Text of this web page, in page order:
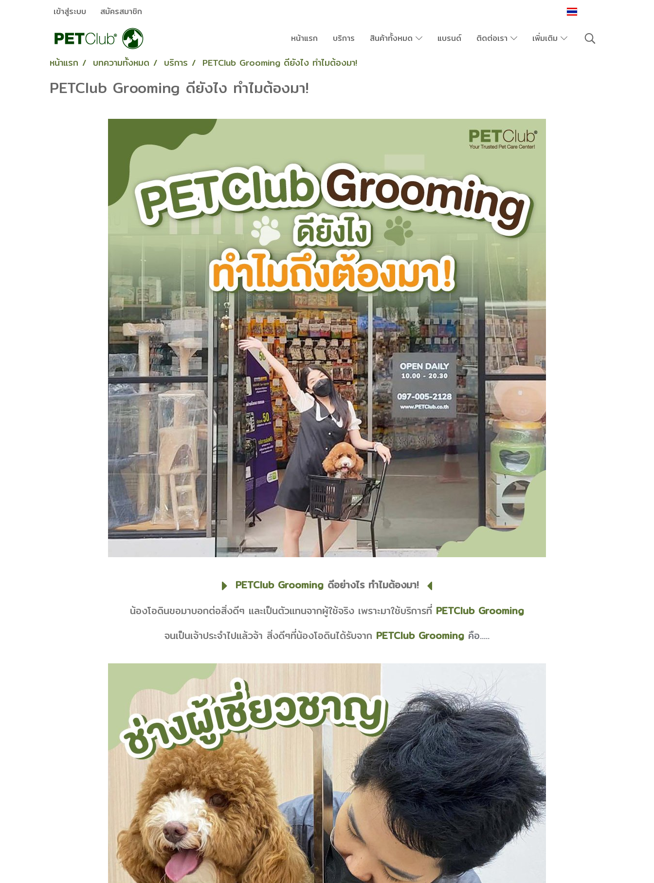
เข้าสู่ระบบ สมัครสมาชิก
หน้าแรก บริการ สินค้าทั้งหมด แบรนด์ ติดต่อเรา เพิ่มเติม
หน้าแรก บทความทั้งหมด บริการ PETClub Grooming ดียังไง ทำไมต้องมา!
PETClub Grooming ดียังไง ทำไมต้องมา!
PETClub Grooming ดีอย่างไร ทำไมต้องมา!
น้องโอดินขอมาบอกต่อสิ่งดีๆ และเป็นตัวแทนจากผู้ใช้จริง เพราะมาใช้บริการที่ PETClub Grooming
จนเป็นเจ้าประจำไปแล้วจ้า สิ่งดีๆที่น้องโอดินได้รับจาก PETClub Grooming คือ.....